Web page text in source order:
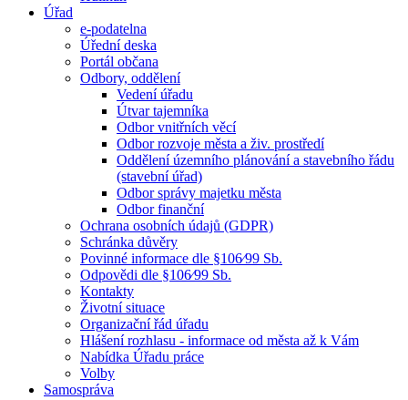
Úřad
e-podatelna
Úřední deska
Portál občana
Odbory, oddělení
Vedení úřadu
Útvar tajemníka
Odbor vnitřních věcí
Odbor rozvoje města a živ. prostředí
Oddělení územního plánování a stavebního řádu
(stavební úřad)
Odbor správy majetku města
Odbor finanční
Ochrana osobních údajů (GDPR)
Schránka důvěry
Povinné informace dle §106⁄99 Sb.
Odpovědi dle §106⁄99 Sb.
Kontakty
Životní situace
Organizační řád úřadu
Hlášení rozhlasu - informace od města až k Vám
Nabídka Úřadu práce
Volby
Samospráva